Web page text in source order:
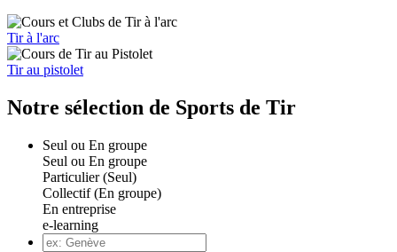
Tir à l'arc
Tir au pistolet
Notre sélection de Sports de Tir
Seul ou En groupe
Seul ou En groupe
Particulier (Seul)
Collectif (En groupe)
En entreprise
e-learning